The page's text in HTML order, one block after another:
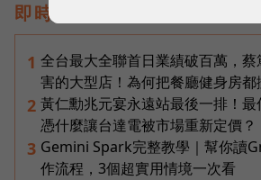
即時熱門文章
1 全台最大全聯首日業績破百萬，
害的大型店！為何把餐廳健身房都
2 黃仁勳兆元宴永遠站最後一排！最
憑什麼讓台達電被市場重新定價？
3 Gemini Spark完整教學｜幫你讀
作流程，3個超實用情境一次看